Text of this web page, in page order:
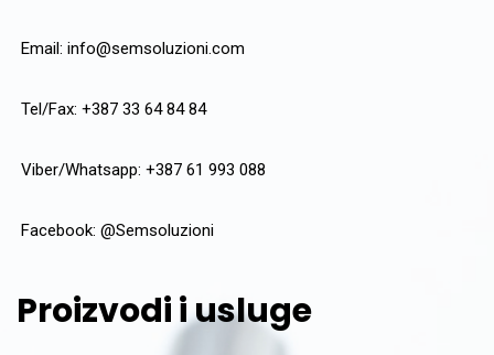
Email: info@semsoluzioni.com
Tel/Fax: +387 33 64 84 84
Viber/Whatsapp: +387 61 993 088
Facebook: @Semsoluzioni
Proizvodi i usluge